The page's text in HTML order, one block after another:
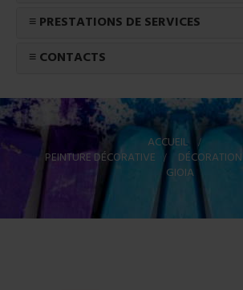
≡ PRESTATIONS DE SERVICES
≡ CONTACTS
ACCUEIL >
PEINTURE DÉCORATIVE > DÉCORATION
GIOIA